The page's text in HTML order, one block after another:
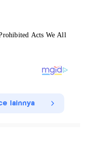
lainnya